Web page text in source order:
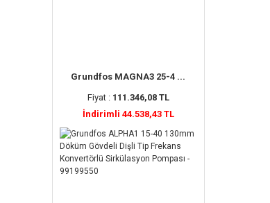
Grundfos MAGNA3 25-4 ...
Fiyat : 111.346,08 TL
İndirimli 44.538,43 TL